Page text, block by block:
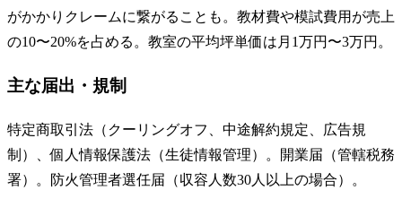
がかかりクレームに繋がることも。教材費や模試費用が売上
の10〜20%を占める。教室の平均坪単価は月1万円〜3万円。
主な届出・規制
特定商取引法（クーリングオフ、中途解約規定、広告規
制）、個人情報保護法（生徒情報管理）。開業届（管轄税務
署）。防火管理者選任届（収容人数30人以上の場合）。